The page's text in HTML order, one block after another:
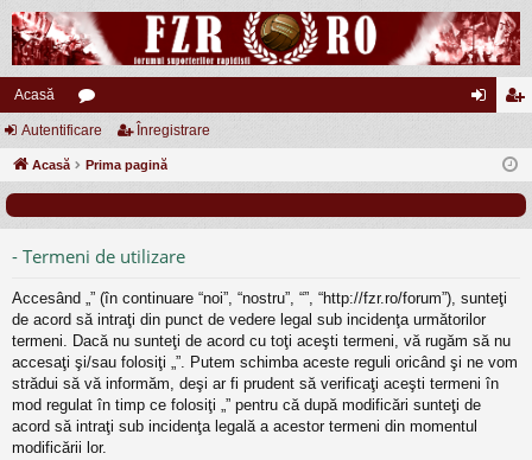
Acasă
or
u eg
Autentificare Înregistrare
Acasă Prima pagină
- Termeni de utilizare
Accesând „” (în continuare “noi”, “nostru”, “”, “http://fzr.ro/forum”), sunteţi
de acord să intraţi din punct de vedere legal sub incidenţa următorilor
termeni. Dacă nu sunteţi de acord cu toţi aceşti termeni, vă rugăm să nu
accesaţi şi/sau folosiţi „”. Putem schimba aceste reguli oricând şi ne vom
strădui să vă informăm, deşi ar fi prudent să verificaţi aceşti termeni în
mod regulat în timp ce folosiţi „” pentru că după modificări sunteţi de
acord să intraţi sub incidenţa legală a acestor termeni din momentul
modificării lor.